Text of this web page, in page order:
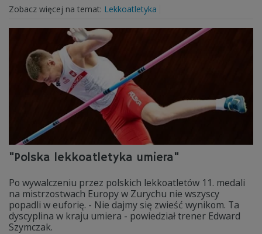
Zobacz więcej na temat: Lekkoatletyka
"Polska lekkoatletyka umiera"
Po wywalczeniu przez polskich lekkoatletów 11. medali
na mistrzostwach Europy w Zurychu nie wszyscy
popadli w euforię. - Nie dajmy się zwieść wynikom. Ta
dyscyplina w kraju umiera - powiedział trener Edward
Szymczak.